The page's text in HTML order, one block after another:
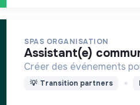
SPAS ORGANISATION
assistant(e)
Créer des événements
💡 Transition partners